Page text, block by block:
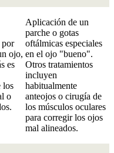
por
ojo,
es
los
o
Aplicación de un
parche o gotas
oftálmicas especiales
en el ojo "bueno".
Otros tratamientos
incluyen
habitualmente
anteojos o cirugía de
los músculos oculares
para corregir los ojos
mal alineados.